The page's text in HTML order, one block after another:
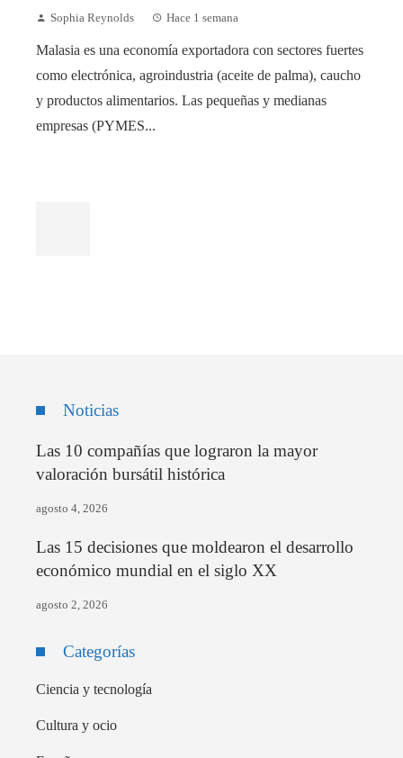
Sophia Reynolds Hace 1 semana
Malasia es una economía exportadora con sectores fuertes
como electrónica, agroindustria (aceite de palma), caucho
y productos alimentarios. Las pequeñas y medianas
empresas (PYMES...
Noticias
Las 10 compañías que lograron la mayor
valoración bursátil histórica
agosto 4, 2026
Las 15 decisiones que moldearon el desarrollo
económico mundial en el siglo XX
agosto 2, 2026
Categorías
Ciencia y tecnología
Cultura y ocio